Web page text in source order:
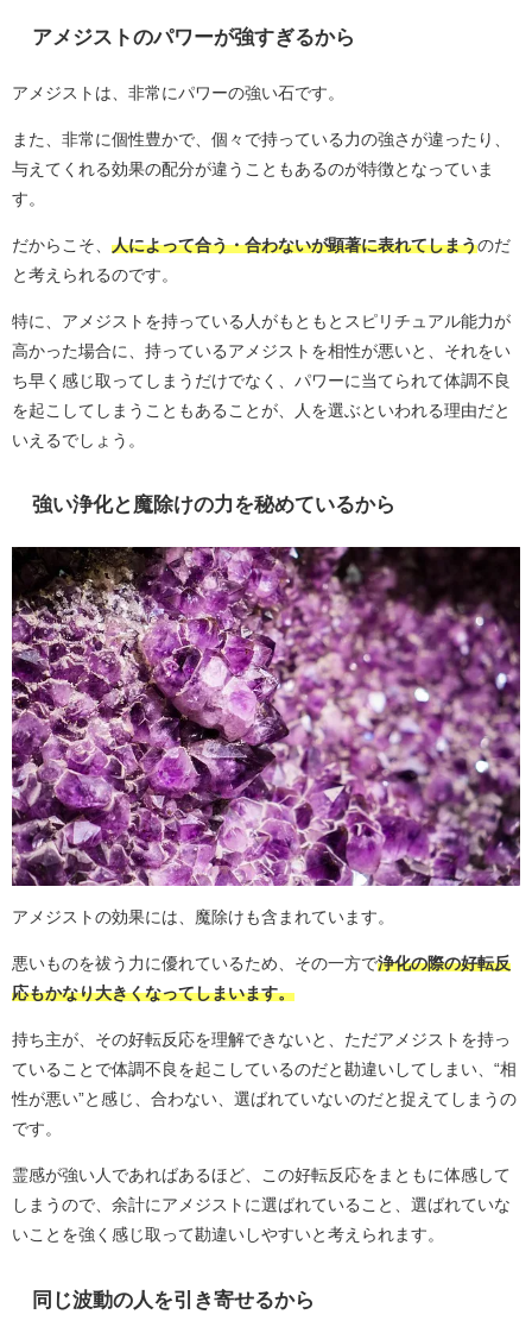
アメジストのパワーが強すぎるから
アメジストは、非常にパワーの強い石です。
また、非常に個性豊かで、個々で持っている力の強さが違ったり、
与えてくれる効果の配分が違うこともあるのが特徴となっていま
す。
だからこそ、 人によって合う・合わないが顕著に表れてしまうのだ
と考えられるのです。
特に、アメジストを持っている人がもともとスピリチュアル能力が
高かった場合に、持っているアメジストを相性が悪いと、それをい
ち早く感じ取ってしまうだけでなく、パワーに当てられて体調不良
を起こしてしまうこともあることが、人を選ぶといわれる理由だと
いえるでしょう。
強い浄化と魔除けの力を秘めているから
アメジストの効果には、魔除けも含まれています。
悪いものを祓う力に優れているため、その一方で浄化の際の好転反
応もかなり大きくなってしまいます。
持ち主が、その好転反応を理解できないと、ただアメジストを持っ
ていることで体調不良を起こしているのだと勘違いしてしまい、“相
性が悪い”と感じ、合わない、選ばれていないのだと捉えてしまうの
です。
霊感が強い人であればあるほど、この好転反応をまともに体感して
しまうので、余計にアメジストに選ばれていること、選ばれていな
いことを強く感じ取って勘違いしやすいと考えられます。
同じ波動の人を引き寄せるから